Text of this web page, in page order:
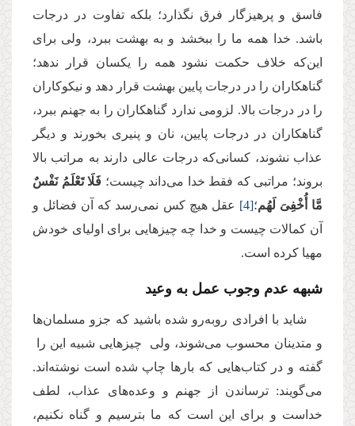
فاسق و پرهیزگار فرق نگذارد؛ بلکه تفاوت در درجات
باشد. خدا همه ما را ببخشد و به بهشت ببرد، ولی برای
این‌که خلاف حکمت نشود همه را یکسان قرار ندهد؛
گناهکاران را در درجات پایین بهشت قرار دهد و نیکوکاران
را در درجات بالا. لزومی ندارد گناهکاران را به جهنم ببرد،
گناهکاران در درجات پایین، نان و پنیری بخورند و دیگر
عذاب نشوند، کسانی‌که درجات عالی دارند به مراتب بالا
بروند؛ مراتبی که فقط خدا می‌داند چیست؛ فَلَا تَعْلَمُ نَفْسٌ
مَّا أُخْفِیَ لَهُم؛[4] عقل هیچ کس نمی‌رسد که آن فضائل و
آن کمالات چیست و خدا چه چیزهایی برای اولیای خودش
مهیا کرده است.
شبهه عدم وجوب عمل به وعید
شاید با افرادی روبه‌رو شده باشید که جزو مسلمان‌ها
و متدینان محسوب می‌شوند، ولی چیزهایی شبیه این را‌
گفته و در کتاب‌هایی که بارها چاپ شده است نوشته‌اند.
می‌گویند: ترساندن از جهنم و وعده‌های عذاب، لطف
خداست و برای این است که ما بترسیم و گناه نکنیم،